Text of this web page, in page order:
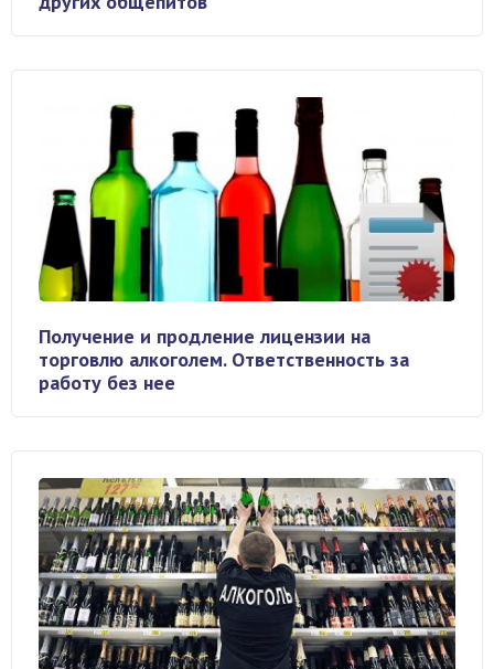
Получение и продление лицензии на
торговлю алкоголем. Ответственность за
работу без нее